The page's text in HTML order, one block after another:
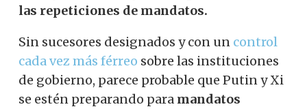
las repeticiones de mandatos.
Sin sucesores designados y con un control
cada vez más férreo sobre las instituciones
de gobierno, parece probable que Putin y Xi
se estén preparando para mandatos